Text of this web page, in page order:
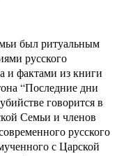
был ритуальным
русского
и фактами из книги
“Последние дни
говорится в
Семьи и членов
русского
с Царской